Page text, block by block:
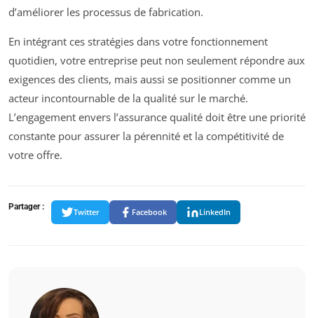
d’améliorer les processus de fabrication.
En intégrant ces stratégies dans votre fonctionnement
quotidien, votre entreprise peut non seulement répondre aux
exigences des clients, mais aussi se positionner comme un
acteur incontournable de la qualité sur le marché.
L’engagement envers l’assurance qualité doit être une priorité
constante pour assurer la pérennité et la compétitivité de
votre offre.
Partager :
Twitter Facebook LinkedIn